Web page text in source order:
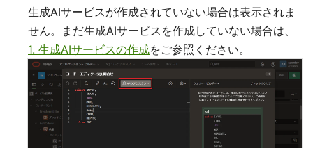
生成AIサービスが作成されていない場合は表示されま
せん。まだ生成AIサービスを作成していない場合は、
1. 生成AIサービスの作成をご参照ください。